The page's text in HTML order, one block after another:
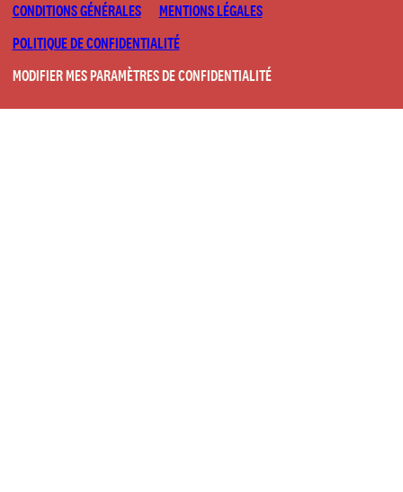
CONDITIONS GÉNÉRALES
MENTIONS LÉGALES
POLITIQUE DE CONFIDENTIALITÉ
MODIFIER MES PARAMÈTRES DE CONFIDENTIALITÉ